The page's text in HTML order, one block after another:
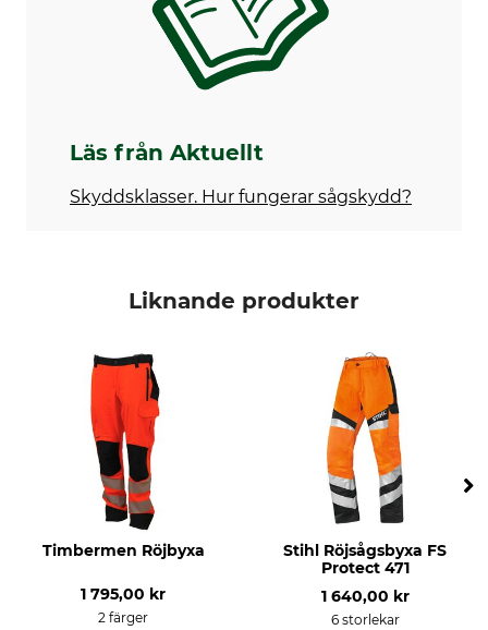
Färg
hi-vis orange-black
Läs från Aktuellt
Skyddsklasser. Hur fungerar sågskydd?
Liknande produkter
Timbermen Röjbyxa
1 795,00 kr
2 färger
Stihl Röjsågsbyxa FS
Protect 471
1 640,00 kr
6 storlekar